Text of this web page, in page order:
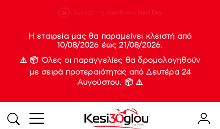
Δυνατότητα παράδοσης Next Day
Νέες
Η εταιρεία μας θα παραμείνει κλειστή από
10/08/2026 έως 21/08/2026.
⚠️ 📦 Όλες οι παραγγελίες θα δρομολογηθούν
με σειρά προτεραιότητας από Δευτέρα 24
Αυγούστου. 📦 ⚠️